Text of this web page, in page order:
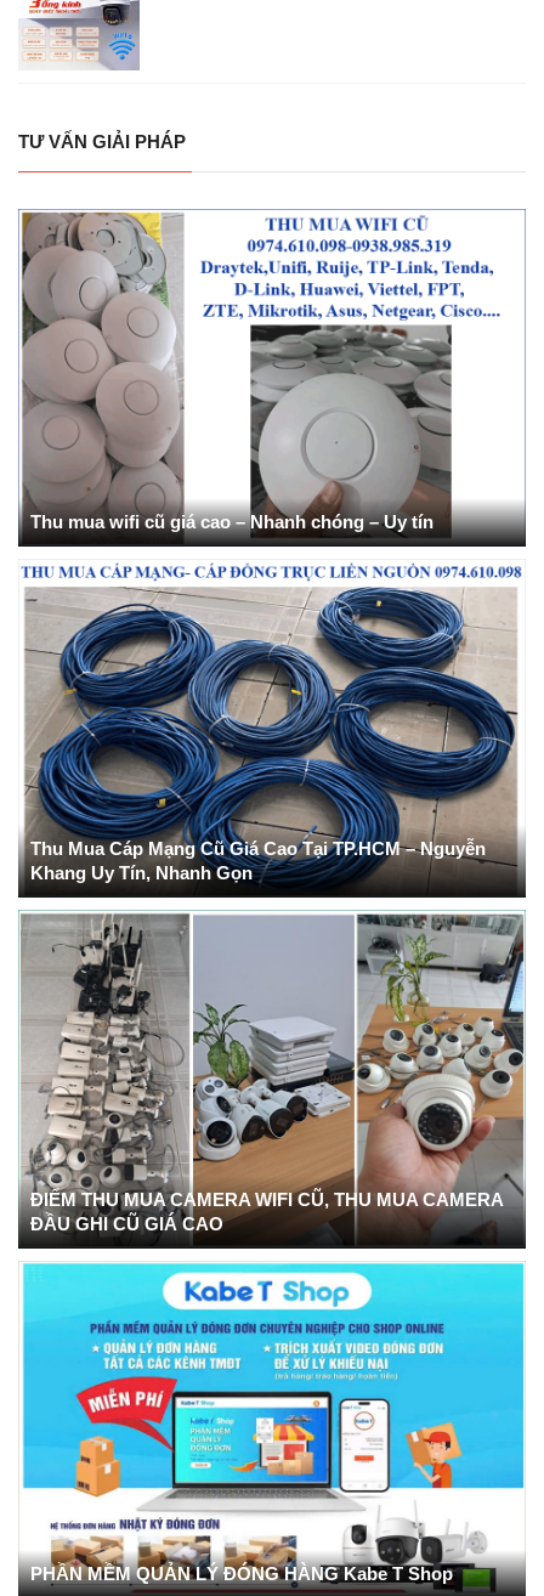
TƯ VẤN GIẢI PHÁP
Thu mua wifi cũ giá cao – Nhanh chóng – Uy tín
Thu Mua Cáp Mạng Cũ Giá Cao Tại TP.HCM – Nguyễn
Khang Uy Tín, Nhanh Gọn
ĐIỂM THU MUA CAMERA WIFI CŨ, THU MUA CAMERA
ĐẦU GHI CŨ GIÁ CAO
PHẦN MỀM QUẢN LÝ ĐÓNG HÀNG Kabe T Shop